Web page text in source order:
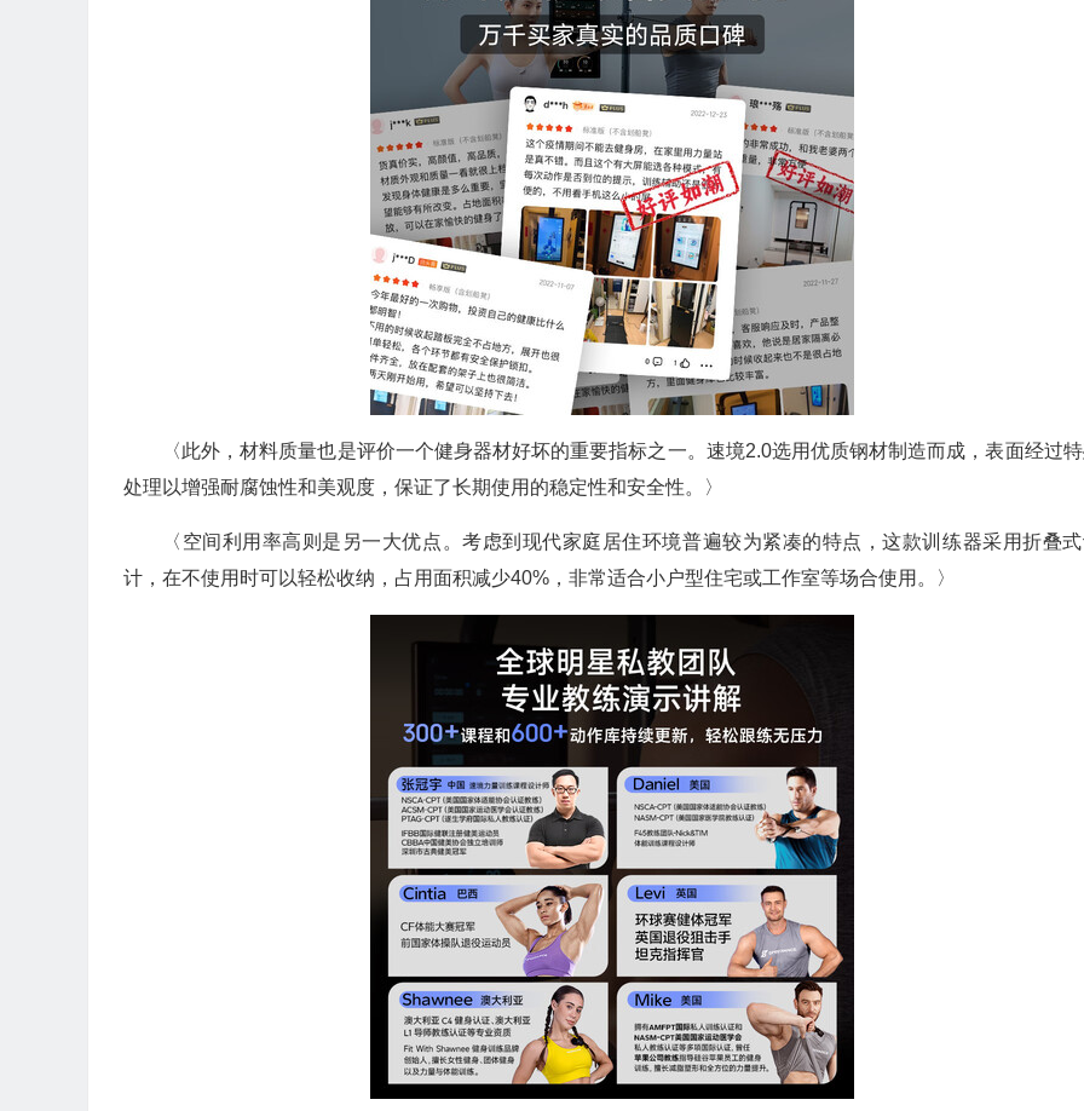
〈此外，材料质量也是评价一个健身器材好坏的重要指标之一。速境2.0选用优质钢材制造而成，表面经过
处理以增强耐腐蚀性和美观度，保证了长期使用的稳定性和安全性。〉
〈空间利用率高则是另一大优点。考虑到现代家庭居住环境普遍较为紧凑的特点，这款训练器采用折叠
计，在不使用时可以轻松收纳，占用面积减少40%，非常适合小户型住宅或工作室等场合使用。〉